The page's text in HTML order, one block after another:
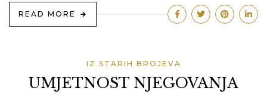
READ MORE
IZ STARIH BROJEVA
UMJETNOST NJEGOVANJA